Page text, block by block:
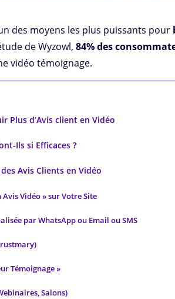
des moyens les plus puissants pour
de Wyzowl,84% des
vidéo témoignage.
Plus d’Avis client en Vidéo
Ils si Efficaces ?
Avis Clients en Vidéo
Vidéo » sur Votre Site
par WhatsApp ou Email ou SMS
Témoignage »
Salons)